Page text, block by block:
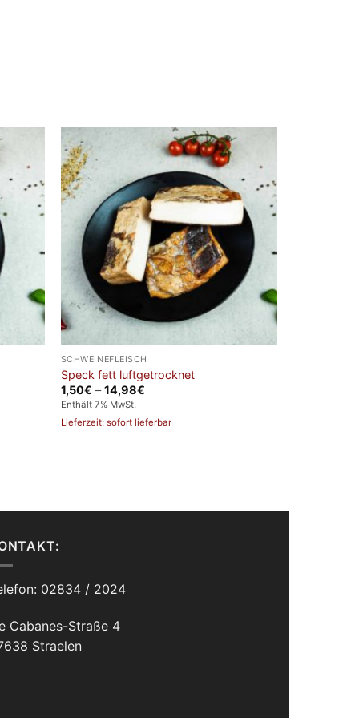
SCHWEINEFLEISCH
Speck fett luftgetrocknet
1,50€ –14,98€Preisspanne:
14,98€
Enthält 7% MwSt.
Lieferzeit: sofort lieferbar
02834 / 2024
Cabanes-Straße 4
Straelen